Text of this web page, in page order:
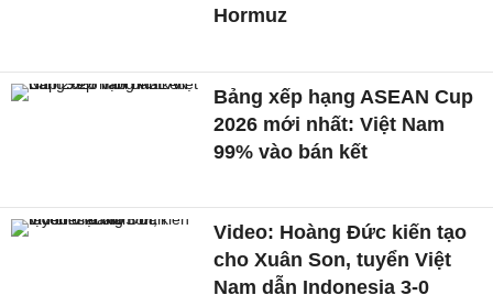
Hormuz
Bảng xếp hạng ASEAN Cup
2026 mới nhất: Việt Nam
99% vào bán kết
Video: Hoàng Đức kiến tạo
cho Xuân Son, tuyển Việt
Nam dẫn Indonesia 3-0